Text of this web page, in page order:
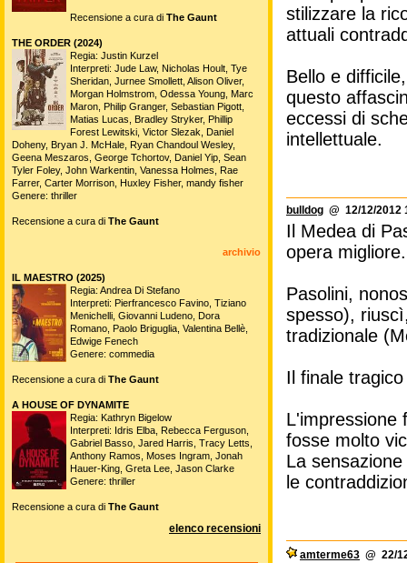
stilizzare la
attuali
Bello e
questo
eccessi di
intellettuale.
bulldog @ 12/12/2012
Il Medea di
opera migliore.
Pasolini,
spesso),
tradizionale
Il finale
L'impressione
fosse molto
La
le
amterme63 @ 22/
Recensione a cura di The Gaunt
THE ORDER (2024)
Regia: Justin Kurzel
Interpreti: Jude Law, Nicholas Hoult, Tye
Sheridan, Jurnee Smollett, Alison Oliver,
Morgan Holmstrom, Odessa Young, Marc
Maron, Philip Granger, Sebastian Pigott,
Matias Lucas, Bradley Stryker, Phillip
Forest Lewitski, Victor Slezak, Daniel
Doheny, Bryan J. McHale, Ryan Chandoul Wesley,
Geena Meszaros, George Tchortov, Daniel Yip, Sean
Tyler Foley, John Warkentin, Vanessa Holmes, Rae
Farrer, Carter Morrison, Huxley Fisher, mandy fisher
Genere: thriller
Recensione a cura di The Gaunt
archivio
IL MAESTRO (2025)
Regia: Andrea Di Stefano
Interpreti: Pierfrancesco Favino, Tiziano
Menichelli, Giovanni Ludeno, Dora
Romano, Paolo Briguglia, Valentina Bellè,
Edwige Fenech
Genere: commedia
Recensione a cura di The Gaunt
A HOUSE OF DYNAMITE
Regia: Kathryn Bigelow
Interpreti: Idris Elba, Rebecca Ferguson,
Gabriel Basso, Jared Harris, Tracy Letts,
Anthony Ramos, Moses Ingram, Jonah
Hauer-King, Greta Lee, Jason Clarke
Genere: thriller
Recensione a cura di The Gaunt
elenco recensioni